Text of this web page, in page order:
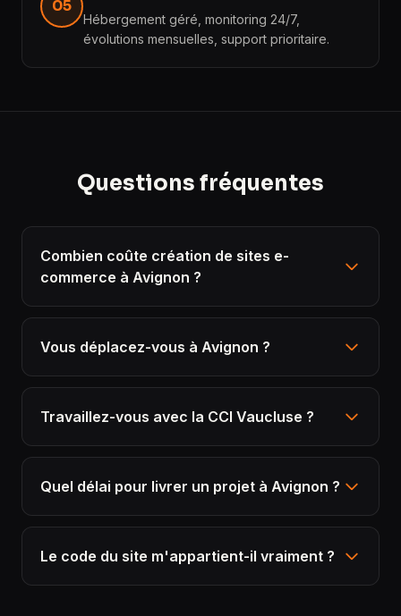
05
Hébergement géré, monitoring 24/7,
évolutions mensuelles, support prioritaire.
Questions fréquentes
Combien coûte création de sites e-
commerce à Avignon ?
Vous déplacez-vous à Avignon ?
Travaillez-vous avec la CCI Vaucluse ?
Quel délai pour livrer un projet à Avignon ?
Le code du site m'appartient-il vraiment ?